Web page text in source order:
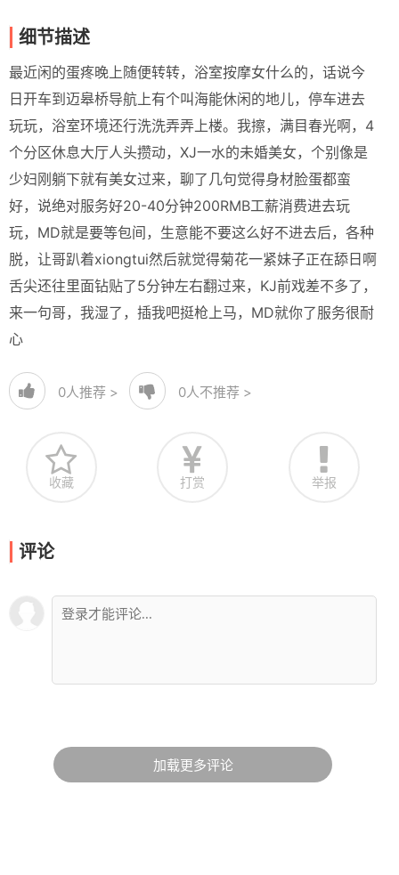
细节描述
最近闲的蛋疼晚上随便转转，浴室按摩女什么的，话说今
日开车到迈皋桥导航上有个叫海能休闲的地儿，停车进去
玩玩，浴室环境还行洗洗弄弄上楼。我擦，满目春光啊，4
个分区休息大厅人头攒动，XJ一水的未婚美女，个别像是
少妇刚躺下就有美女过来，聊了几句觉得身材脸蛋都蛮
好，说绝对服务好20-40分钟200RMB工薪消费进去玩
玩，MD就是要等包间，生意能不要这么好不进去后，各种
脱，让哥趴着xiongtui然后就觉得菊花一紧妹子正在舔日啊
舌尖还往里面钻贴了5分钟左右翻过来，KJ前戏差不多了，
来一句哥，我湿了，插我吧挺枪上马，MD就你了服务很耐
心
0人推荐 > 0人不推荐 >
收藏 打赏 举报
评论
加载更多评论